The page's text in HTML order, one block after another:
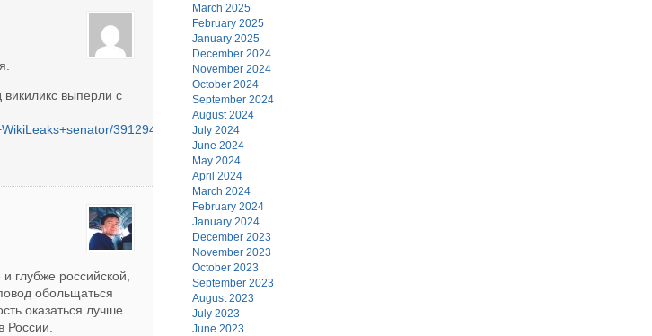
викиликс выперли с
3912949/story.html
глубже российской,
обольщаться
оказаться лучше
России.
March 2025
February 2025
January 2025
December 2024
November 2024
October 2024
September 2024
August 2024
July 2024
June 2024
May 2024
April 2024
March 2024
February 2024
January 2024
December 2023
November 2023
October 2023
September 2023
August 2023
July 2023
June 2023